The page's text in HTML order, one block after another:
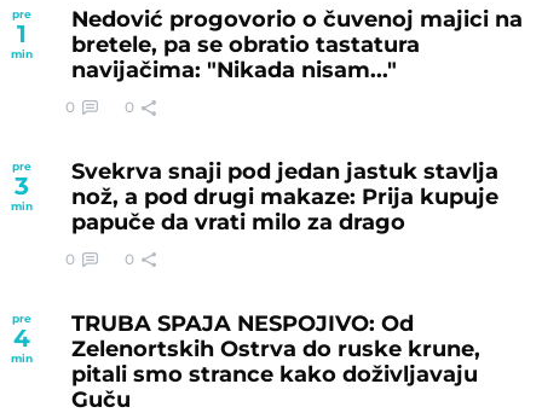
pre
1
min
Nedović progovorio o čuvenoj majici na
bretele, pa se obratio tastatura
navijačima: "Nikada nisam..."
0 0
pre
3
min
Svekrva snaji pod jedan jastuk stavlja
nož, a pod drugi makaze: Prija kupuje
papuče da vrati milo za drago
0 0
pre
4
min
TRUBA SPAJA NESPOJIVO: Od
Zelenortskih Ostrva do ruske krune,
pitali smo strance kako doživljavaju
Guču